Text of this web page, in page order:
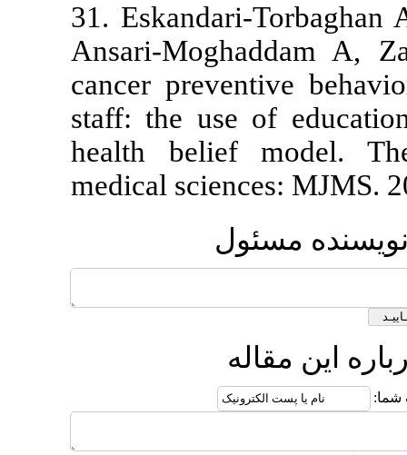
31.
Ansari-
cancer
staff: the
health
medical